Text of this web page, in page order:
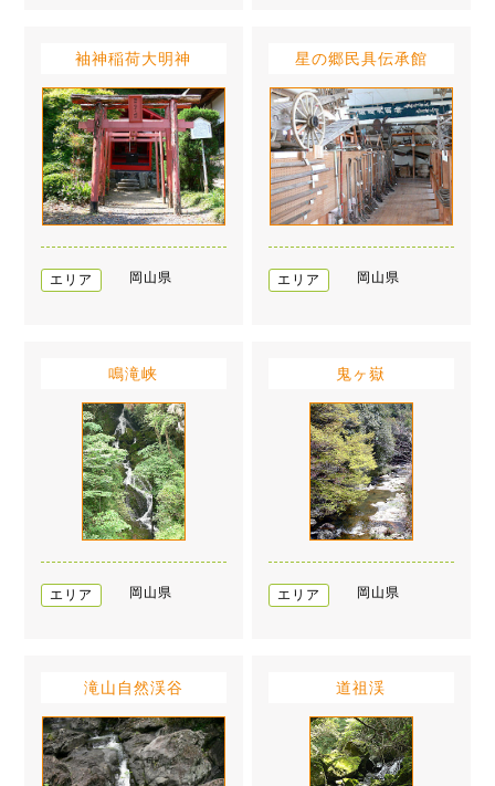
袖神稲荷大明神
エリア 岡山県
星の郷民具伝承館
エリア 岡山県
鳴滝峡
エリア 岡山県
鬼ヶ嶽
エリア 岡山県
滝山自然渓谷 道祖渓